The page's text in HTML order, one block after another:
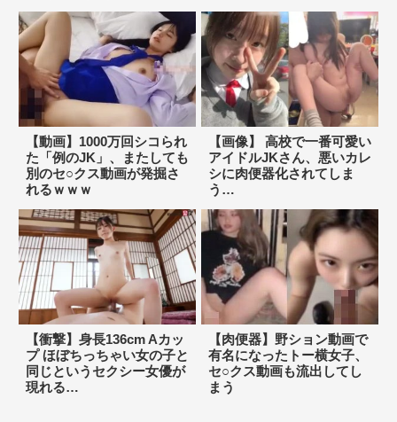
【動画】1000万回シコられ
た「例のJK」、またしても
別のセ○クス動画が発掘さ
れるｗｗｗ
【画像】 高校で一番可愛い
アイドルJKさん、悪いカレ
シに肉便器化されてしま
う…
【衝撃】身長136cm Aカッ
プ ほぼちっちゃい女の子と
同じというセクシー女優が
現れる…
【肉便器】野ション動画で
有名になったトー横女子、
セ○クス動画も流出してし
まう